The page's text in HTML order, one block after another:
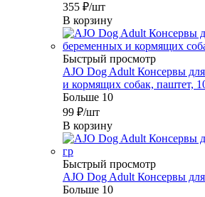
355 ₽/шт
В корзину
Быстрый просмотр
AJO Dog Adult Консервы
и кормящих собак, паштет,
Больше 10
99 ₽/шт
В корзину
Быстрый просмотр
AJO Dog Adult Консервы
Больше 10